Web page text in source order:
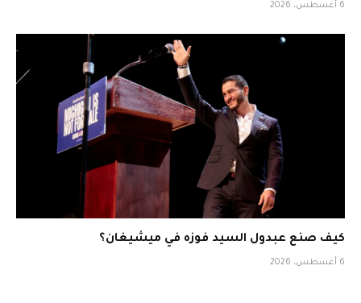
6 أغسطس، 2026
كيف صنع عبدول السيد فوزه في ميشيغان؟
6 أغسطس، 2026